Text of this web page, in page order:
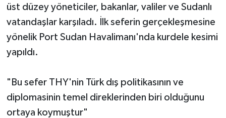
üst düzey yöneticiler, bakanlar, valiler ve Sudanlı
vatandaşlar karşıladı. İlk seferin gerçekleşmesine
yönelik Port Sudan Havalimanı'nda kurdele kesimi
yapıldı.
"Bu sefer THY'nin Türk dış politikasının ve
diplomasinin temel direklerinden biri olduğunu
ortaya koymuştur"